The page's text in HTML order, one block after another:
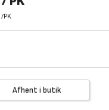
/PK
Afhent i butik